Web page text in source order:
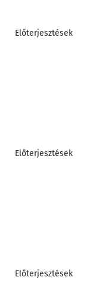
Előterjesztések
Előterjesztések
Előterjesztések